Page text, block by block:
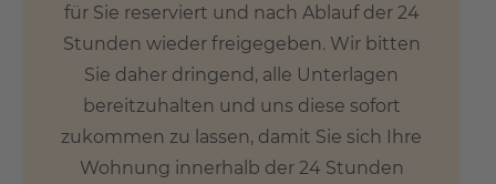
für Sie reserviert und nach Ablauf der 24
Stunden wieder freigegeben. Wir bitten
Sie daher dringend, alle Unterlagen
bereitzuhalten und uns diese sofort
zukommen zu lassen, damit Sie sich Ihre
Wohnung innerhalb der 24 Stunden